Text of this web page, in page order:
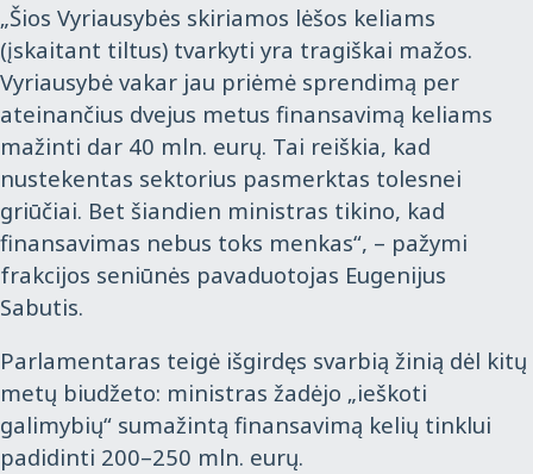
„Šios Vyriausybės skiriamos lėšos keliams
(įskaitant tiltus) tvarkyti yra tragiškai mažos.
Vyriausybė vakar jau priėmė sprendimą per
ateinančius dvejus metus finansavimą keliams
mažinti dar 40 mln. eurų. Tai reiškia, kad
nustekentas sektorius pasmerktas tolesnei
griūčiai. Bet šiandien ministras tikino, kad
finansavimas nebus toks menkas“, – pažymi
frakcijos seniūnės pavaduotojas Eugenijus
Sabutis.
Parlamentaras teigė išgirdęs svarbią žinią dėl kitų
metų biudžeto: ministras žadėjo „ieškoti
galimybių“ sumažintą finansavimą kelių tinklui
padidinti 200–250 mln. eurų.